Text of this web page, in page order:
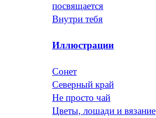
посвящается
Внутри тебя
Иллюстрации
Сонет
Северный край
Не просто чай
Цветы, лошади и вязание